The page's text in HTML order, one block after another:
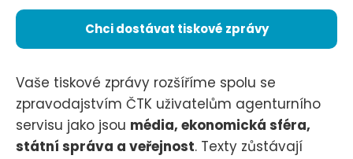
Chci dostávat tiskové zprávy
Vaše tiskové zprávy rozšíříme spolu se
zpravodajstvím ČTK uživatelům agenturního
servisu jako jsou média, ekonomická sféra,
státní správa a veřejnost. Texty zůstávají